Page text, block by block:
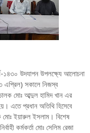
১৪৩০ উদযাপন উপলক্ষ্যে আলোচনা
এপ্রিল) সকালে নিজস্ব
মোঃ আব্দুল হামিদ খান এর
এতে প্রধান অতিথি হিসেবে
মোঃ ইয়ারুল ইসলাম। বিশেষ
কর্মকর্তা মোঃ সেলিম রেজা